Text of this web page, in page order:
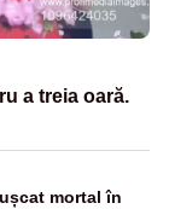
a treia oară.
mortal în